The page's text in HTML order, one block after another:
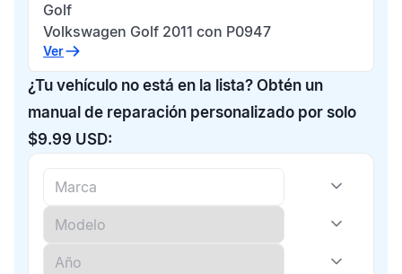
Golf
Volkswagen Golf 2011 con P0947
Ver
¿Tu vehículo no está en la lista? Obtén un
manual de reparación personalizado por solo
$9.99 USD: